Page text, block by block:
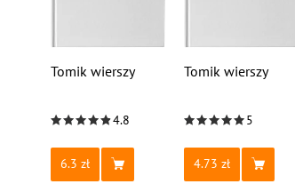
Tomik wierszy
4.8
6.3
Tomik wierszy
5
4.73